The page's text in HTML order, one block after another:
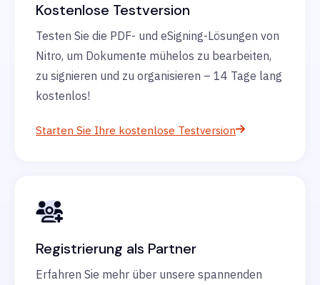
Kostenlose Testversion
Testen Sie die PDF- und eSigning-Lösungen von
Nitro, um Dokumente mühelos zu bearbeiten,
zu signieren und zu organisieren – 14 Tage lang
kostenlos!
Starten Sie Ihre kostenlose Testversion
Registrierung als Partner
Erfahren Sie mehr über unsere spannenden